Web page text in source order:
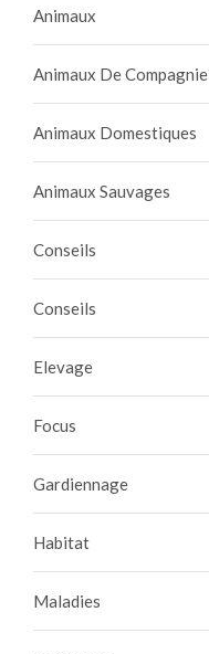
Animaux
Animaux De Compagnie
Animaux Domestiques
Animaux Sauvages
Conseils
Conseils
Elevage
Focus
Gardiennage
Habitat
Maladies